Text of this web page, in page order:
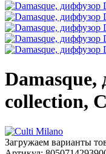
Damasque,
collection,
Загружаем варианты